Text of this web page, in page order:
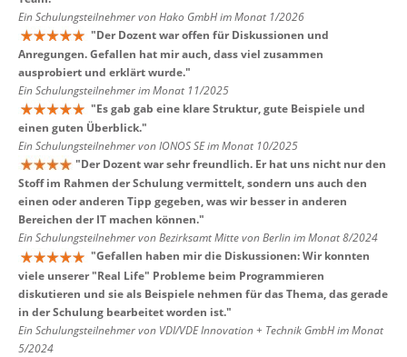
Ein Schulungsteilnehmer von Hako GmbH im Monat 1/2026
"Der Dozent war offen für Diskussionen und
Anregungen. Gefallen hat mir auch, dass viel zusammen
ausprobiert und erklärt wurde."
Ein Schulungsteilnehmer im Monat 11/2025
"Es gab gab eine klare Struktur, gute Beispiele und
einen guten Überblick."
Ein Schulungsteilnehmer von IONOS SE im Monat 10/2025
"Der Dozent war sehr freundlich. Er hat uns nicht nur den
Stoff im Rahmen der Schulung vermittelt, sondern uns auch den
einen oder anderen Tipp gegeben, was wir besser in anderen
Bereichen der IT machen können."
Ein Schulungsteilnehmer von Bezirksamt Mitte von Berlin im Monat 8/2024
"Gefallen haben mir die Diskussionen: Wir konnten
viele unserer "Real Life" Probleme beim Programmieren
diskutieren und sie als Beispiele nehmen für das Thema, das gerade
in der Schulung bearbeitet worden ist."
Ein Schulungsteilnehmer von VDI/VDE Innovation + Technik GmbH im Monat
5/2024